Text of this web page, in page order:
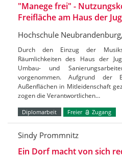
"Manege frei" -
Freifläche am Haus der
Hochschule
Durch den Einzug der
Räumlichkeiten des Haus der
Umbau- und
vorgenommen. Aufgrund der
Außenflächen in Mitleidenschaft
zogen die Verantwortlichen…
Diplomarbeit Freier Zugang
Sindy Prommnitz
Ein Dorf macht von sich